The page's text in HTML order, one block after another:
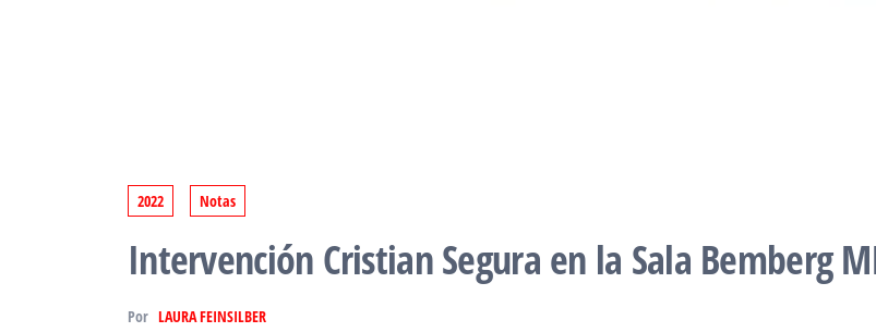
2022 Notas
Intervención Cristian Segura en la Sala Bemberg
Por LAURA FEINSILBER